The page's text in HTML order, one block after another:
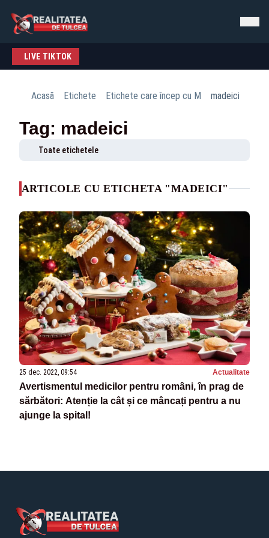
LIVE TIKTOK
Acasă Etichete Etichete care încep cu M madeici
Tag: madeici
Toate etichetele
ARTICOLE CU ETICHETA "MADEICI"
25 dec. 2022, 09:54 Actualitate
Avertismentul medicilor pentru români, în prag de
sărbători: Atenție la cât și ce mâncați pentru a nu
ajunge la spital!